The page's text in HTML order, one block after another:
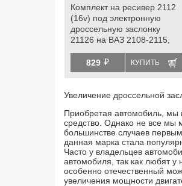
Комплект на ресивер 2112
(16v) под электронную
дроссельную заслонку
21126 на ВАЗ 2108-2115,
Приора, Гранта tm-race
829 й КУПИТЬ
Увеличение дроссельной
Приобретая автомобиль, мы
средство. Однако не все мы
большинстве случаев
данная марка стала
Часто у владельцев
автомобиля, так как любят у
особенно отечественный
увеличения мощности